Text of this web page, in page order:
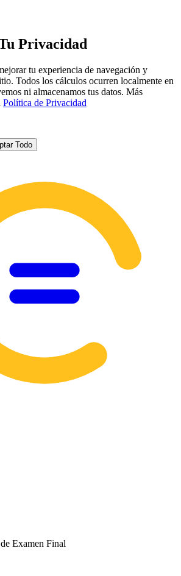
Privacidad
tu experiencia de navegación y
Todos los cálculos ocurren localmente en
ni almacenamos tus datos. Más
Política de Privacidad
Todo
Examen Final